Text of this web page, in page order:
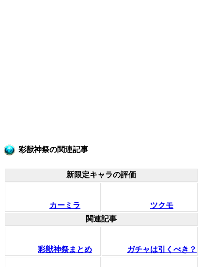
彩獣神祭の関連記事
新限定キャラの評価
カーミラ
ツクモ
関連記事
彩獣神祭まとめ ガチャは引くべき？